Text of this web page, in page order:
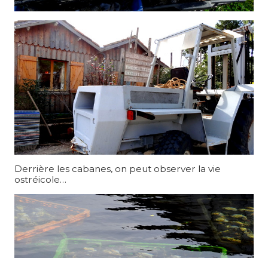
Derrière les cabanes, on peut observer la vie
ostréicole…